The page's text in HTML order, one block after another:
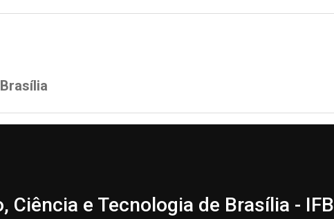
Ciência e Tecnologia de Brasília - IFB